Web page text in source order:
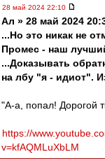
28 май 2024 22:10
Ал » 28 май 2024
...Но это никак не
Промес - наш
...Доказывать
на лбу "я - идиот".
"А-а, попал!
https://
v=kfAQMLuXbLM